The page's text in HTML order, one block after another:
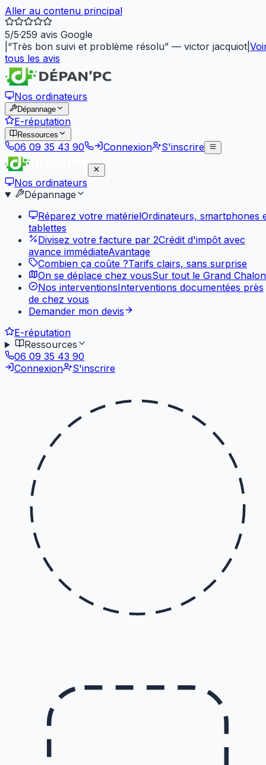
Aller au contenu principal
5/5·259 avis Google
“Très bon suivi et problème résolu” — victor jacquiot
tous les avis
Nos ordinateurs
Dépannage
E-réputation
Ressources
06 09 35 43 90 Connexion S'inscrire
Nos ordinateurs
Dépannage
Réparez votre matérielOrdinateurs, smartphones
tablettes
Divisez votre facture par 2Crédit d'impôt avec
avance immédiateAvantage
Combien ça coûte ?Tarifs clairs, sans surprise
On se déplace chez vousSur tout le Grand Chalon
Nos interventionsInterventions documentées près
de chez vous
Demander mon devis
E-réputation
Ressources
06 09 35 43 90
Connexion
S'inscrire